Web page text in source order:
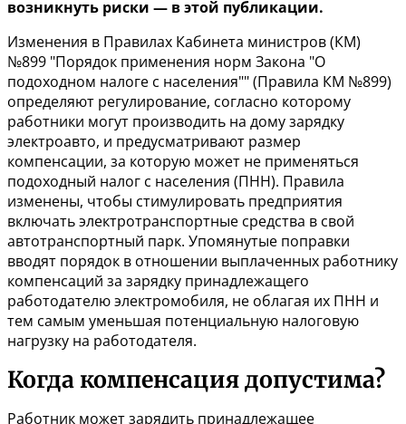
возникнуть риски — в этой публикации.
Изменения в Правилах Кабинета министров (КМ)
№899 "Порядок применения норм Закона "О
подоходном налоге с населения"" (Правила КМ №899)
определяют регулирование, согласно которому
работники могут производить на дому зарядку
электроавто, и предусматривают размер
компенсации, за которую может не применяться
подоходный налог с населения (ПНН). Правила
изменены, чтобы стимулировать предприятия
включать электротранспортные средства в свой
автотранспортный парк. Упомянутые поправки
вводят порядок в отношении выплаченных работнику
компенсаций за зарядку принадлежащего
работодателю электромобиля, не облагая их ПНН и
тем самым уменьшая потенциальную налоговую
нагрузку на работодателя.
Когда компенсация допустима?
Работник может зарядить принадлежащее